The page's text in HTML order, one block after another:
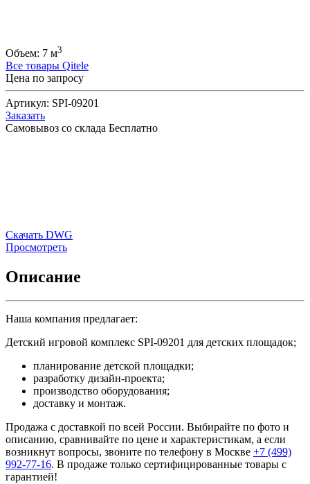
Объем: 7 м3
Все товары Qitele
Цена по запросу
Артикул: SPI-09201
Заказать
Самовывоз со склада Бесплатно
Скачать DWG
Просмотреть
Описание
Наша компания предлагает:
Детский игровой комплекс SPI-09201 для детских площадок;
планирование детской площадки;
разработку дизайн-проекта;
производство оборудования;
доставку и монтаж.
Продажа с доставкой по всей России. Выбирайте по фото и
описанию, сравнивайте по цене и характеристикам, а если
возникнут вопросы, звоните по телефону в Москве +7 (499)
992-77-16. В продаже только сертифицированные товары с
гарантией!